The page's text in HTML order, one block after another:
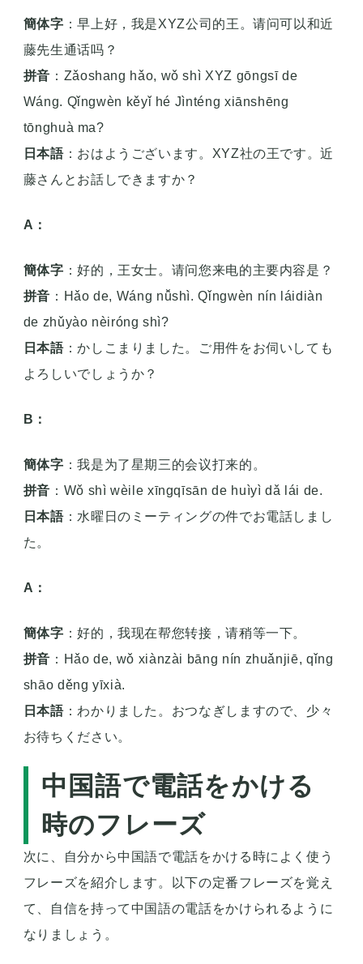
簡体字 ：早上好，我是XYZ公司的王。请问可以和近
藤先生通话吗？
拼音 ：Zǎoshang hǎo, wǒ shì XYZ gōngsī de
Wáng. Qǐngwèn kěyǐ hé Jìnténg xiānshēng
tōnghuà ma?
日本語：おはようございます。XYZ社の王です。近
藤さんとお話しできますか？
A：
簡体字 ：好的，王女士。请问您来电的主要内容是？
拼音 ：Hǎo de, Wáng nǚshì. Qǐngwèn nín láidiàn
de zhǔyào nèiróng shì?
日本語：かしこまりました。ご用件をお伺いしても
よろしいでしょうか？
B：
簡体字 ：我是为了星期三的会议打来的。
拼音 ：Wǒ shì wèile xīngqīsān de huìyì dǎ lái de.
日本語：水曜日のミーティングの件でお電話しまし
た。
A：
簡体字 ：好的，我现在帮您转接，请稍等一下。
拼音 ：Hǎo de, wǒ xiànzài bāng nín zhuǎnjiē, qǐng
shāo děng yīxià.
日本語：わかりました。おつなぎしますので、少々
お待ちください。
中国語で電話をかける
時のフレーズ
次に、自分から中国語で電話をかける時によく使う
フレーズを紹介します。以下の定番フレーズを覚え
て、自信を持って中国語の電話をかけられるように
なりましょう。